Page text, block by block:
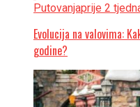
Putovanjaprije 2
Evolucija na valovima:
godine?